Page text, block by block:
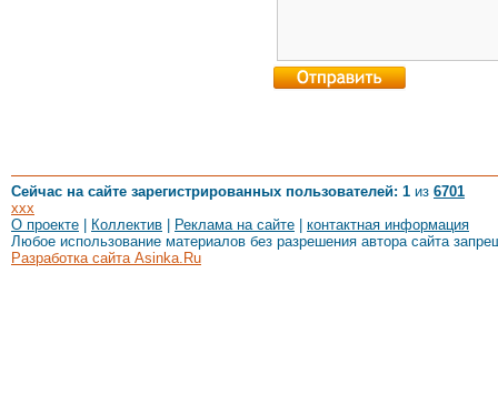
Сейчас на сайте зарегистрированных пользователей: 1 из 6701
xxx
О проекте
Коллектив Реклама на сайте
контактная информация
Любое использование материалов без разрешения автора сайта
Разработка сайта Asinka.Ru